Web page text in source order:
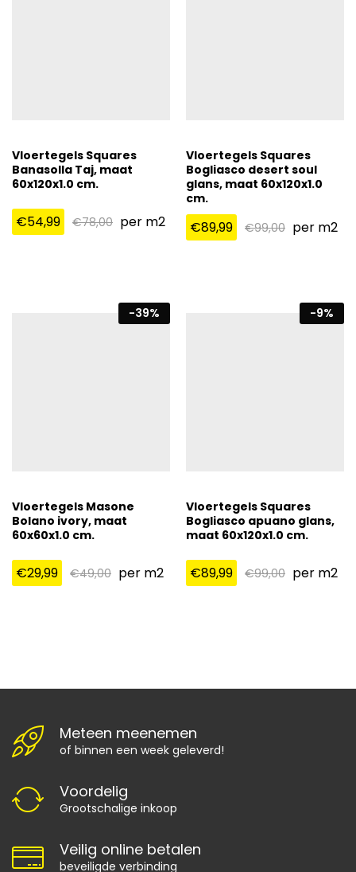
Vloertegels Squares
Banasolla Taj, maat
60x120x1.0 cm.
€54,99 €78,00 per m2
Vloertegels Squares
Bogliasco desert soul
glans, maat 60x120x1.0
cm.
€89,99 €99,00 per m2
-39%
Vloertegels Masone
Bolano ivory, maat
60x60x1.0 cm.
€29,99 €49,00 per m2
-9%
Vloertegels Squares
Bogliasco apuano glans,
maat 60x120x1.0 cm.
€89,99 €99,00 per m2
Meteen meenemen
of binnen een week geleverd!
Voordelig
Grootschalige inkoop
Veilig online betalen
beveiligde verbinding